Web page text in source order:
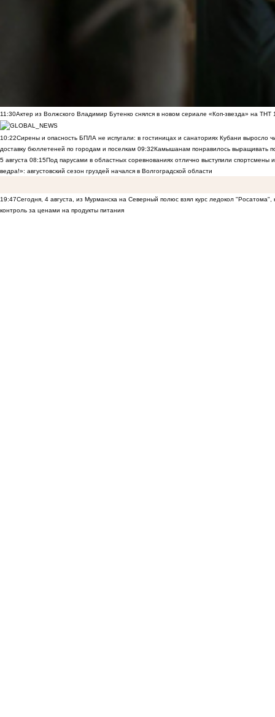
11:30Актер из Волжского Владимир Бутенко снялся в новом сериале «Коп-звезда» на ТНТ
10:22Сирены и опасность БПЛА не испугали: в гостиницах и санаториях Кубани выросло
доставку бюллетеней по городам и поселкам 09:32Камышанам понравилось выращивать
5 августа 08:15Под парусами в областных соревнованиях отлично выступили спортсмены
ведра!»: августовский сезон груздей начался в Волгоградской области
19:47Сегодня, 4 августа, из Мурманска на Северный полюс взял курс ледокол
контроль за ценами на продукты питания